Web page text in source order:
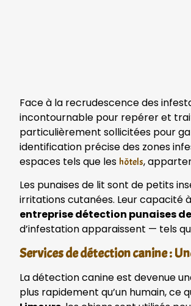
Face à la recrudescence des
incontournable pour repérer et
particulièrement sollicitées pour
identification précise des zones
espaces tels que les hôtels,
Les punaises de lit sont de petits
irritations cutanées. Leur capacité
entreprise détection punaises
d’infestation apparaissent — tels
Services de détection canine :
La détection canine est devenue
plus rapidement qu’un humain, ce